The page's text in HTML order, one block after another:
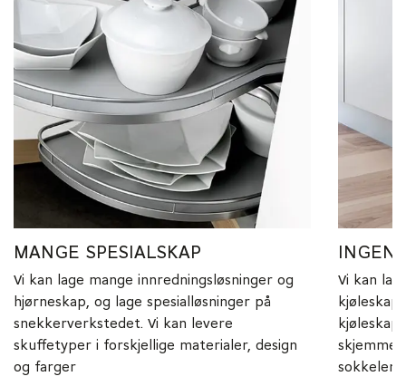
MANGE SPESIALSKAP
Vi kan lage mange innredningsløsninger og
hjørneskap, og lage spesialløsninger på
snekkerverkstedet. Vi kan levere
skuffetyper i forskjellige materialer, design
og farger
INGEN
Vi kan
sokkelen.